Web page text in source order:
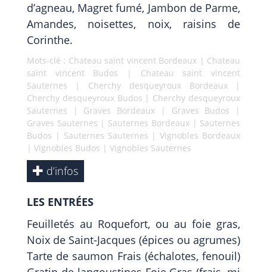
d’agneau, Magret fumé, Jambon de Parme,
Amandes, noisettes, noix, raisins de
Corinthe.
Mots-clé : Chateau saint vincent Bordeaux | Chateau
saint vincent Budos | Chateau saint vincent
Sauternes | Cherchy desqueyroux Bordeaux|
Cherchy desqueyroux Budos | Cherchy desqueyroux
Sauternes | Graves Bordeaux | Graves Budos |
Graves Sauternes | Sauternes Bordeaux| Sauternes
Budos | Sauternes Sauternes |Vignobles Bordeaux
| Vignobles Budos | Vignobles Sauternes
d’infos
LES ENTRÉES
Feuilletés au Roquefort, ou au foie gras,
Noix de Saint-Jacques (épices ou agrumes)
Tarte de saumon Frais (échalotes, fenouil)